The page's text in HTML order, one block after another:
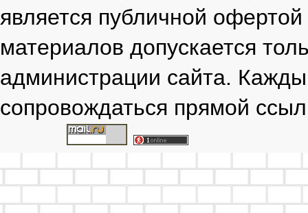
является публичной
материалов допускается
администрации сайта.
сопровождаться прямой